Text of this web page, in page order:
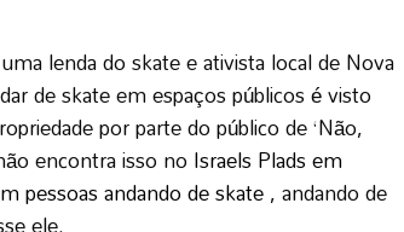
lenda do skate e ativista local de Nova
de skate em espaços públicos é visto
por parte do público de ‘Não,
encontra isso no Israels Plads em
pessoas andando de skate, andando de